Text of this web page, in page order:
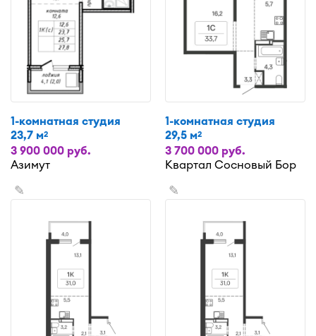
1-комнатная студия
23,7 м2
3 900 000 руб.
Азимут
1-комнатная студия
29,5 м2
3 700 000 руб.
Квартал Сосновый Бор
✎ ✎